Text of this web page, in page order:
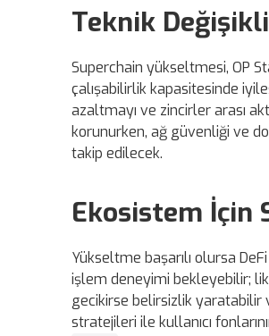
Teknik
Superchain yükseltmesi, OP
çalışabilirlik kapasitesinde
azaltmayı ve zincirler arası
korunurken, ağ güvenliği ve
takip edilecek.
Ekosistem İçin
Yükseltme başarılı olursa
işlem deneyimi bekleyebilir;
gecikirse belirsizlik yaratabilir
stratejileri ile kullanıcı